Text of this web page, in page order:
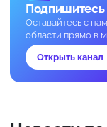
Подпишитесь
Оставайтесь с
области прямо в
Открыть канал